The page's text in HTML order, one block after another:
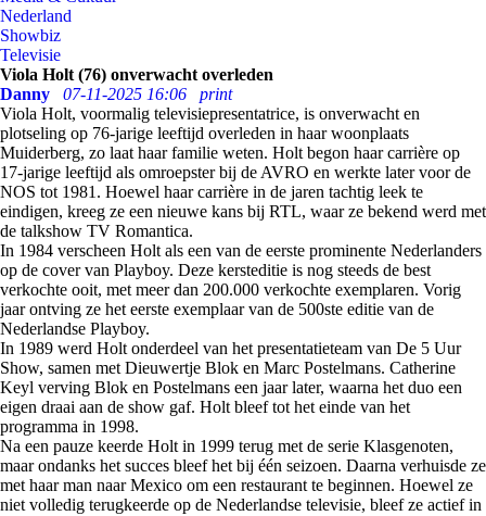
Nederland
Showbiz
Televisie
Viola Holt (76) onverwacht overleden
Danny
07-11-2025 16:06
print
Viola Holt, voormalig televisiepresentatrice, is onverwacht en
plotseling op 76-jarige leeftijd overleden in haar woonplaats
Muiderberg, zo laat haar familie weten. Holt begon haar carrière op
17-jarige leeftijd als omroepster bij de AVRO en werkte later voor de
NOS tot 1981. Hoewel haar carrière in de jaren tachtig leek te
eindigen, kreeg ze een nieuwe kans bij RTL, waar ze bekend werd met
de talkshow TV Romantica.
In 1984 verscheen Holt als een van de eerste prominente Nederlanders
op de cover van Playboy. Deze kersteditie is nog steeds de best
verkochte ooit, met meer dan 200.000 verkochte exemplaren. Vorig
jaar ontving ze het eerste exemplaar van de 500ste editie van de
Nederlandse Playboy.
In 1989 werd Holt onderdeel van het presentatieteam van De 5 Uur
Show, samen met Dieuwertje Blok en Marc Postelmans. Catherine
Keyl verving Blok en Postelmans een jaar later, waarna het duo een
eigen draai aan de show gaf. Holt bleef tot het einde van het
programma in 1998.
Na een pauze keerde Holt in 1999 terug met de serie Klasgenoten,
maar ondanks het succes bleef het bij één seizoen. Daarna verhuisde ze
met haar man naar Mexico om een restaurant te beginnen. Hoewel ze
niet volledig terugkeerde op de Nederlandse televisie, bleef ze actief in